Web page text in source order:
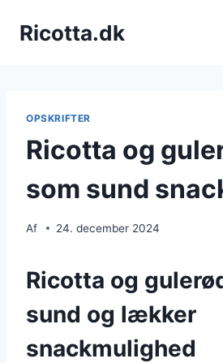
Ricotta.dk
OPSKRIFTER
Ricotta og
som sund
Af 24. december 2024
Ricotta og
sund og lækker
snackmulighed